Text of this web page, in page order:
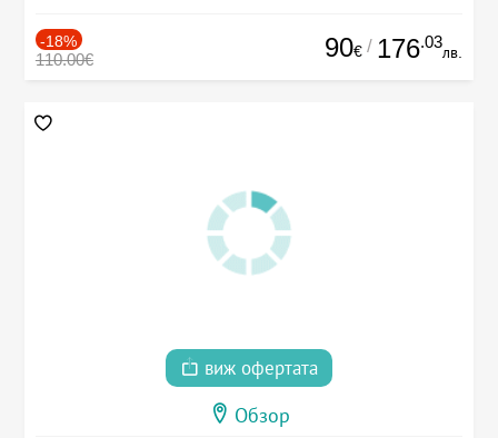
-18%
110.00€ 90€ / 176.03
лв.
виж офертата
Обзор